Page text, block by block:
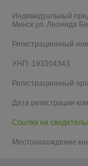
Индивидуальный
Минск ул. Леонида
Регистрационный
УНП: 193304343
Регистрационный
Дата регистрации
Ссылка на
Местонахождение